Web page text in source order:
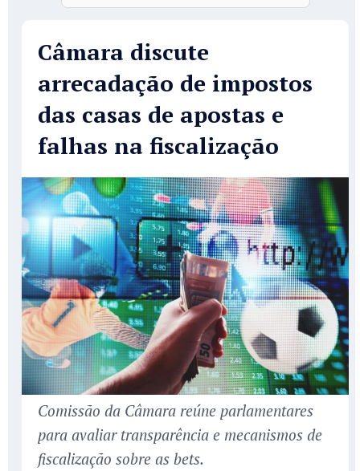
Câmara discute
arrecadação de impostos
das casas de apostas e
falhas na fiscalização
Comissão da Câmara reúne parlamentares
para avaliar transparência e mecanismos de
fiscalização sobre as bets.